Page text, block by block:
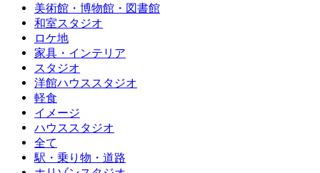
美術館・博物館・図書館
和室スタジオ
ロケ地
家具・インテリア
スタジオ
洋館ハウススタジオ
軽食
イメージ
ハウススタジオ
全て
駅・乗り物・道路